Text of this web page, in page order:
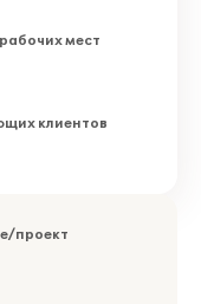
мест
клиентов
проект